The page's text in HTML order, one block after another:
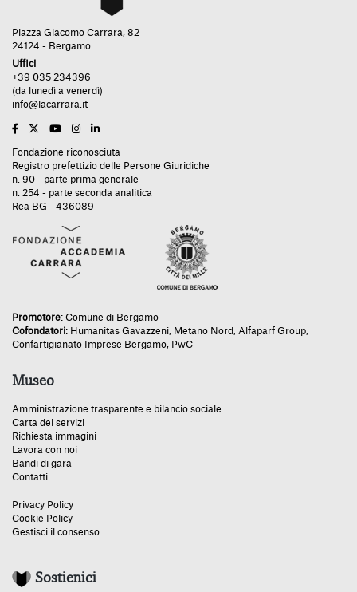
Piazza Giacomo Carrara, 82
24124 - Bergamo
Uffici
+39 035 234396
(da lunedì a venerdì)
info@lacarrara.it
Fondazione riconosciuta
Registro prefettizio delle Persone Giuridiche
n. 90 - parte prima generale
n. 254 - parte seconda analitica
Rea BG - 436089
Promotore: Comune di Bergamo
Cofondatori: Humanitas Gavazzeni, Metano Nord, Alfaparf Group,
Confartigianato Imprese Bergamo, PwC
Museo
Amministrazione trasparente e bilancio sociale
Carta dei servizi
Richiesta immagini
Lavora con noi
Bandi di gara
Contatti
Privacy Policy
Cookie Policy
Gestisci il consenso
Sostienici